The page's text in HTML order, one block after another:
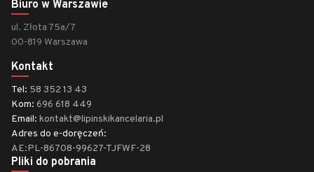
Biuro w Warszawie
ul. Złota 75a/7
00-819 Warszawa
Kontakt
Tel: 58 352 13 43
Kom: 696 618 449
Email: kontakt@lipinskikancelaria.pl
Adres do e-doręczeń:
AE:PL-86708-99627-TJFWF-28
Pliki do pobrania